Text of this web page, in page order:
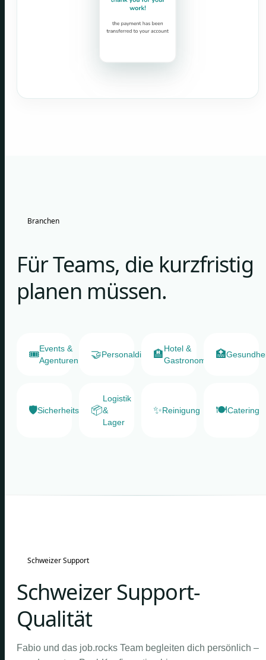
Branchen
Für Teams, die kurzfristig
planen müssen.
🎟️Events &
Agenturen
🤝Personaldienstleister
🏨Hotel &
Gastronomie
🏥
🛡️Sicherheitsdienste
📦
Logistik
&
Lager
✨Reinigung 🍽️Catering
Schweizer Support
Schweizer Support-
Qualität
Fabio und das job.rocks Team begleiten dich persönlich –